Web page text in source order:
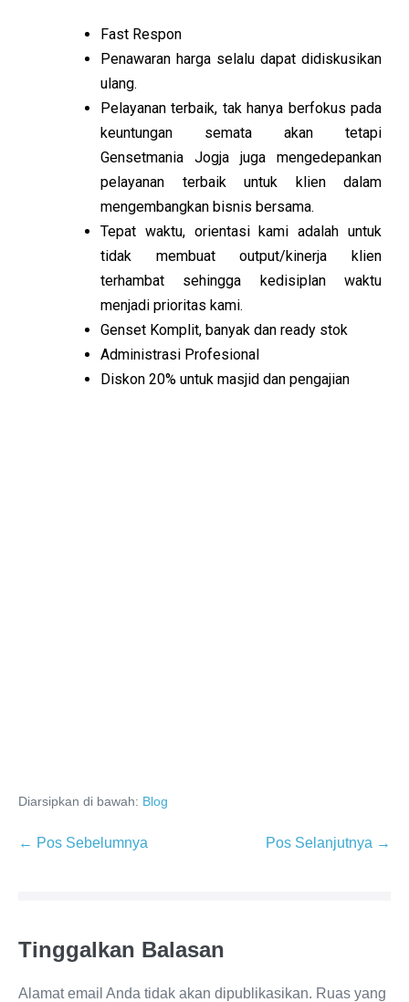
Fast Respon
Penawaran harga selalu dapat didiskusikan
ulang.
Pelayanan terbaik, tak hanya berfokus pada
keuntungan semata akan tetapi
Gensetmania Jogja juga mengedepankan
pelayanan terbaik untuk klien dalam
mengembangkan bisnis bersama.
Tepat waktu, orientasi kami adalah untuk
tidak membuat output/kinerja klien
terhambat sehingga kedisiplan waktu
menjadi prioritas kami.
Genset Komplit, banyak dan ready stok
Administrasi Profesional
Diskon 20% untuk masjid dan pengajian
Diarsipkan di bawah: Blog
← Pos Sebelumnya Pos Selanjutnya →
Tinggalkan Balasan
Alamat email Anda tidak akan dipublikasikan. Ruas yang